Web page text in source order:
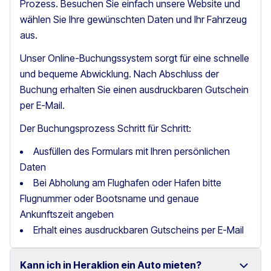
Prozess. Besuchen Sie einfach unsere Website und
wählen Sie Ihre gewünschten Daten und Ihr Fahrzeug
aus.
Unser Online-Buchungssystem sorgt für eine schnelle
und bequeme Abwicklung. Nach Abschluss der
Buchung erhalten Sie einen ausdruckbaren Gutschein
per E-Mail.
Der Buchungsprozess Schritt für Schritt:
Ausfüllen des Formulars mit Ihren persönlichen
Daten
Bei Abholung am Flughafen oder Hafen bitte
Flugnummer oder Bootsname und genaue
Ankunftszeit angeben
Erhalt eines ausdruckbaren Gutscheins per E-Mail
Kann ich in Heraklion ein Auto mieten?